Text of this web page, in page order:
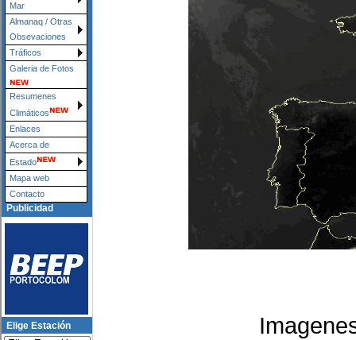
Mar
Almanaq / Otras
Obsevaciones
Tráficos
Galeria de Fotos
Resumenes
Climáticos
Enlaces
Acerca de
Estado
Mapa web
Contacto
Publicidad
Elige Estación